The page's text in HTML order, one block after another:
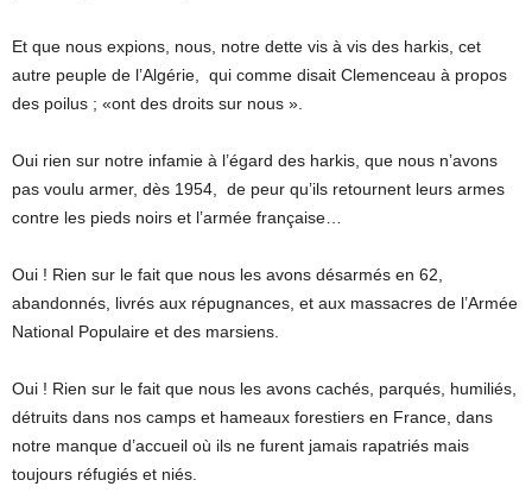
Et que nous expions, nous, notre dette vis à vis des harkis, cet
autre peuple de l’Algérie, qui comme disait Clemenceau à propos
des poilus ; «ont des droits sur nous ».
Oui rien sur notre infamie à l’égard des harkis, que nous n’avons
pas voulu armer, dès 1954, de peur qu’ils retournent leurs armes
contre les pieds noirs et l’armée française…
Oui ! Rien sur le fait que nous les avons désarmés en 62,
abandonnés, livrés aux répugnances, et aux massacres de l’Armée
National Populaire et des marsiens.
Oui ! Rien sur le fait que nous les avons cachés, parqués, humiliés,
détruits dans nos camps et hameaux forestiers en France, dans
notre manque d’accueil où ils ne furent jamais rapatriés mais
toujours réfugiés et niés.